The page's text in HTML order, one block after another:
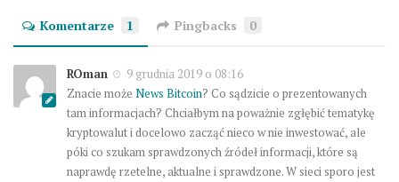
Komentarze 1 Pingbacks 0
ROman
9 grudnia 2019 o 08:16
Znacie może News Bitcoin? Co sądzicie o prezentowanych
tam informacjach? Chciałbym na poważnie zgłębić tematykę
kryptowalut i docelowo zacząć nieco w nie inwestować, ale
póki co szukam sprawdzonych źródeł informacji, które są
naprawdę rzetelne, aktualne i sprawdzone. W sieci sporo jest